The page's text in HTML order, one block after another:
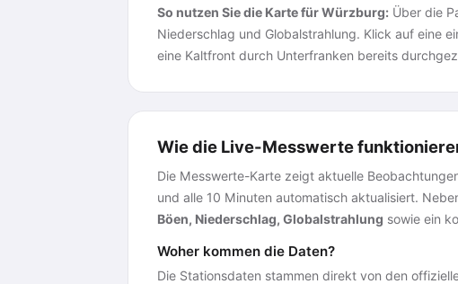
So nutzen Sie die Karte für Würzburg: Über die
Niederschlag und Globalstrahlung. Klick auf eine
eine Kaltfront durch Unterfranken bereits
Wie die Live-Messwerte
Die Messwerte-Karte zeigt aktuelle
und alle 10 Minuten automatisch aktualisiert.
Böen, Niederschlag, Globalstrahlung sowie ein
Woher kommen die Daten?
Die Stationsdaten stammen direkt von den